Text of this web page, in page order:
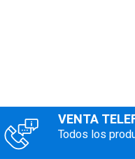
VENTA
Todos los